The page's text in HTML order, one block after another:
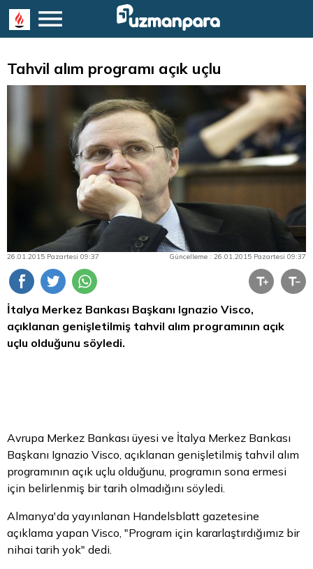
Tahvil alım programı açık uçlu
26.01.2015 Pazartesi 09:37 Güncelleme : 26.01.2015 Pazartesi 09:37
İtalya Merkez Bankası Başkanı Ignazio Visco,
açıklanan genişletilmiş tahvil alım programının açık
uçlu olduğunu söyledi.
Avrupa Merkez Bankası üyesi ve İtalya Merkez Bankası
Başkanı Ignazio Visco, açıklanan genişletilmiş tahvil alım
programının açık uçlu olduğunu, programın sona ermesi
için belirlenmiş bir tarih olmadığını söyledi.
Almanya'da yayınlanan Handelsblatt gazetesine
açıklama yapan Visco, "Program için kararlaştırdığımız bir
nihai tarih yok" dedi.